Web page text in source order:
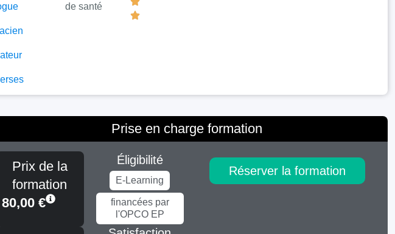
de santé
Prise en charge formation
Prix de la
formation
80,00 €
Éligibilité
E-Learning
financées par
l'OPCO EP
Réserver la formation